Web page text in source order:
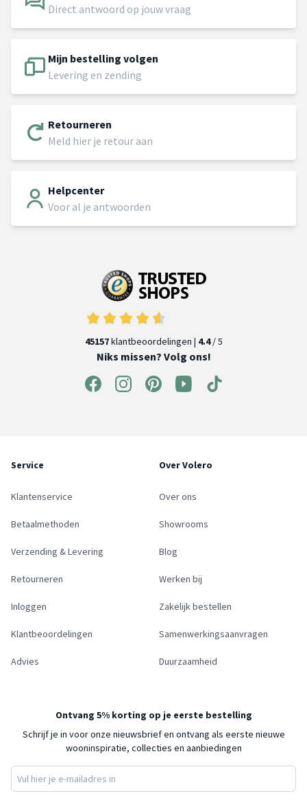
Direct antwoord op jouw vraag
Mijn bestelling volgen
Levering en zending
Retourneren
Meld hier je retour aan
Helpcenter
Voor al je antwoorden
45157klantbeoordelingen | 4.4/ 5
Niks missen? Volg ons!
Service
Klantenservice
Betaalmethoden
Verzending & Levering
Retourneren
Inloggen
Klantbeoordelingen
Advies
Over Volero
Over ons
Showrooms
Blog
Werken bij
Zakelijk bestellen
Samenwerkingsaanvragen
Duurzaamheid
Ontvang 5% korting op je eerste bestelling
Schrijf je in voor onze nieuwsbrief en ontvang als eerste nieuwe
wooninspiratie, collecties en aanbiedingen